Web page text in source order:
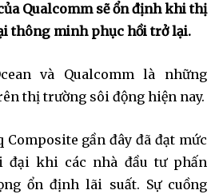
Qualcomm sẽ ổn định khi thị
thông minh phục hồi trở lại.
và Qualcomm là những
thị trường sôi động hiện nay.
Composite gần đây đã đạt mức
đại khi các nhà đầu tư phấn
ổn định lãi suất. Sự cuồng